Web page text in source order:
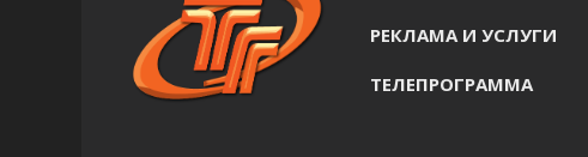
РЕКЛАМА И УСЛУГИ
ТЕЛЕПРОГРАММА